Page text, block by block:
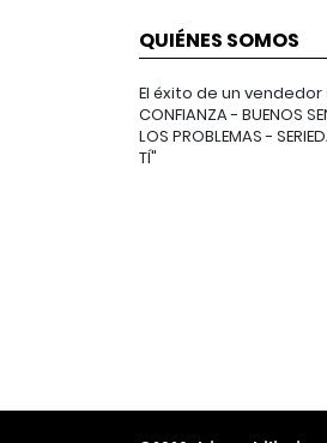
QUIÉNES SOMOS
El éxito de un
CONFIANZA - BUENOS
LOS PROBLEMAS -
TÍ"